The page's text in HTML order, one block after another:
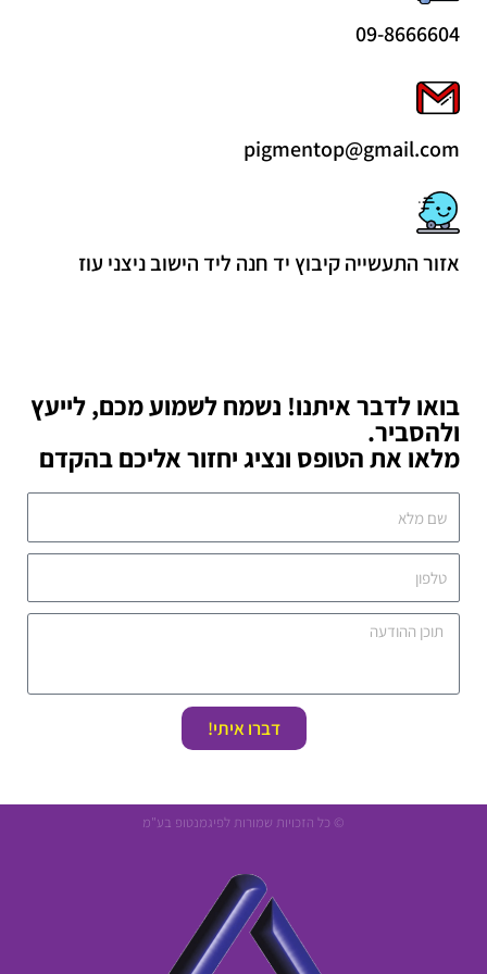
09-8666604
pigmentop@gmail.com
אזור התעשייה קיבוץ יד חנה ליד הישוב ניצני עוז
בואו לדבר איתנו! נשמח לשמוע מכם, לייעץ
ולהסביר.
מלאו את הטופס ונציג יחזור אליכם בהקדם
דברו איתי!
© כל הזכויות שמורות לפיגמנטופ בע"מ